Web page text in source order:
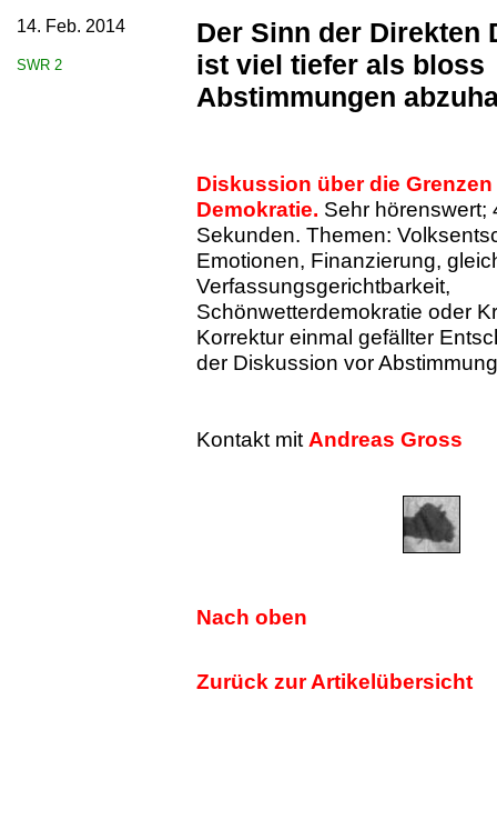
14. Feb. 2014
SWR 2
Der Sinn der Direkten
ist viel tiefer als bloss
Abstimmungen
Diskussion über die
Demokratie. Sehr hörenswert;
Sekunden. Themen:
Emotionen, Finanzierung,
Verfassungsgerichtbarkeit,
Schönwetterdemokratie oder
Korrektur einmal gefällter
der Diskussion vor
Kontakt mit Andreas Gross
Nach oben
Zurück zur Artikelübersicht